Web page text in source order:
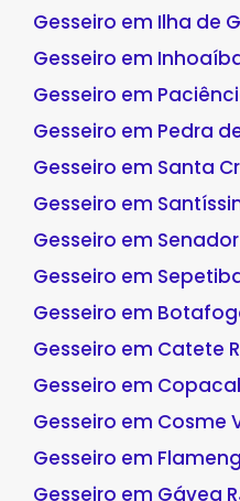
Gesseiro em Ilha de
Gesseiro em
Gesseiro em
Gesseiro em Pedra
Gesseiro em Santa
Gesseiro em
Gesseiro em
Gesseiro em
Gesseiro em
Gesseiro em Catete
Gesseiro em
Gesseiro em Cosme
Gesseiro em
Gesseiro em Gávea